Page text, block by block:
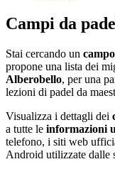
Campi da
Stai cercando un
propone una lista dei
Alberobello, per una
lezioni di padel da
Visualizza i dettagli dei
a tutte le informazioni
telefono, i siti web
Android utilizzate dalle